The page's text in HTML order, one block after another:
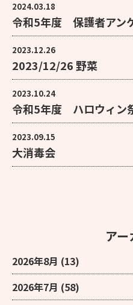
2024.03.18
令和5年度 保護者ア
2023.12.26
2023/12/26 野菜
2023.10.24
令和5年度 ハロウィン
2023.09.15
大消毒会
ア
2026年8月 (13)
2026年7月 (58)